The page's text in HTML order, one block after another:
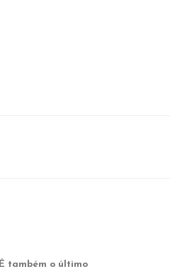
também o último